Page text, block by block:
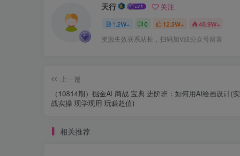
天行 关注
1.2W+ 0 12.3W+ 46.9W+
资源失效联系站长，扫码加V或公众号留言
上一篇
（10814期）掘金AI 商战 宝典 进阶班：如何用AI绘画设计(实
战实操 现学现用 玩赚超值)
相关推荐